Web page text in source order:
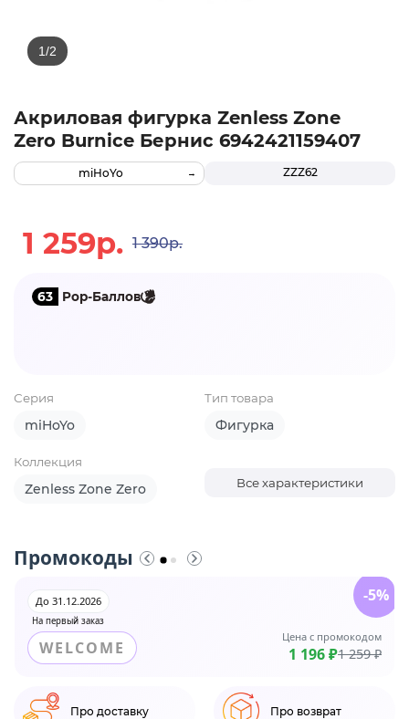
Акриловая фигурка Zenless Zone
Zero Burnice Бернис 6942421159407
ZZZ62
miHoYo
1 259р. 1 390р.
63 Pop-Баллов
Серия
miHoYo
Тип товара
Фигурка
Коллекция
Zenless Zone Zero Все характеристики
Промокоды
На первый заказ
До 31.12.2026
WELCOME
Цена с промокодом
1 196 ₽1 259 ₽
-5%
Про доставку Про возврат